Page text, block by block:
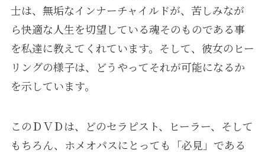
士は、無垢なインナーチャイルドが、苦しみなが
ら快適な人生を切望している魂そのものである事
を私達に教えてくれています。そして、彼女のヒー
リングの様子は、どうやってそれが可能になるか
を示しています。
このＤＶＤは、どのセラピスト、ヒーラー、そして
もちろん、ホメオパスにとっても「必見」である